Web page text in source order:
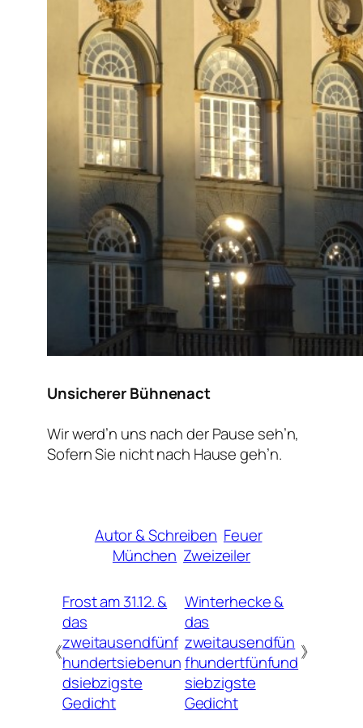
Unsicherer Bühnenact
Wir werd’n uns nach der Pause seh’n,
Sofern Sie nicht nach Hause geh’n.
Autor & Schreiben Feuer
München Zweizeiler
《
Frost am 31.12. &
das
zweitausendfünf
hundertsiebenun
dsiebzigste
Gedicht
Winterhecke &
das
zweitausendfün
fhundertfünfund
siebzigste
Gedicht
》